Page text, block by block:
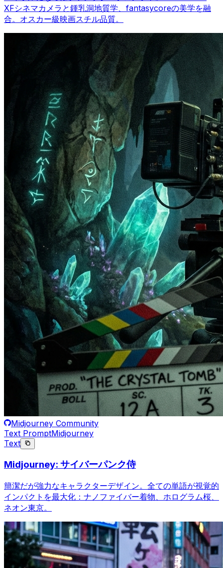
XFシネマカメラと鍾乳洞地質学、fantasycoreの美学を融
合。オスカー級映画スチル品質。
Midjourney Community
Text PromptMidjourney
Text
Midjourney: サイバーパンク侍
簡潔だが強力なキャラクターデザイン。全ての単語が視覚的
インパクトを最大化：ナノファイバー着物、ホログラム桜、
ネオン東京。